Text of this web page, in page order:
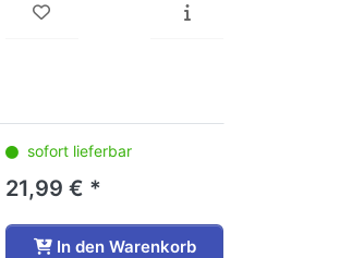
sofort lieferbar
21,99 € *
In den Warenkorb